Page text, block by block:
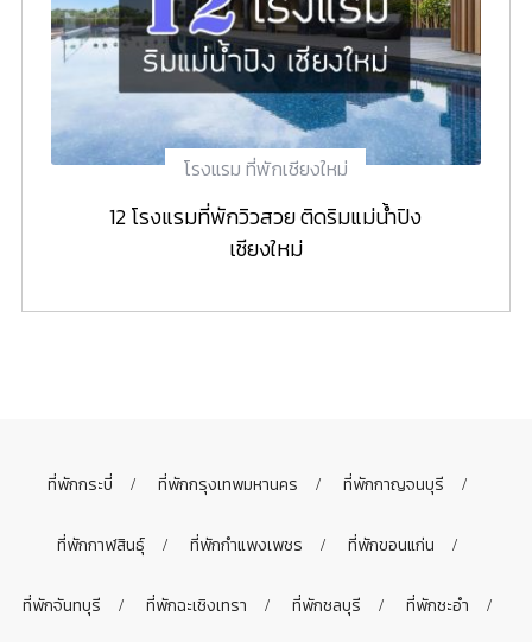
โรงแรม ที่พักเชียงใหม่
12 โรงแรมที่พักวิวสวย ติดริมแม่น้ำปิง
เชียงใหม่
ที่พักกระบี่ ที่พักกรุงเทพมหานคร ที่พักกาญจนบุรี
ที่พักกาฬสินธุ์ ที่พักกำแพงเพชร ที่พักขอนแก่น
ที่พักจันทบุรี ที่พักฉะเชิงเทรา ที่พักชลบุรี ที่พักชะอำ